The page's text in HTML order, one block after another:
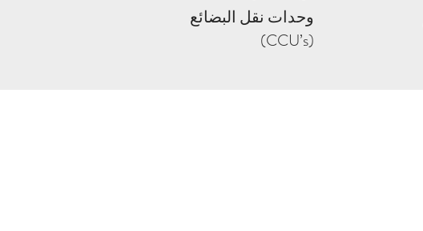
وحدات نقل البضائع
(CCU’s)